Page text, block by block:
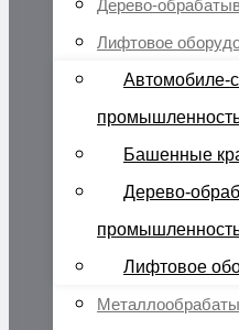
Дерево-
Лифтовое
Автомобиле-
Башенные
Дерево-
Лифтовое